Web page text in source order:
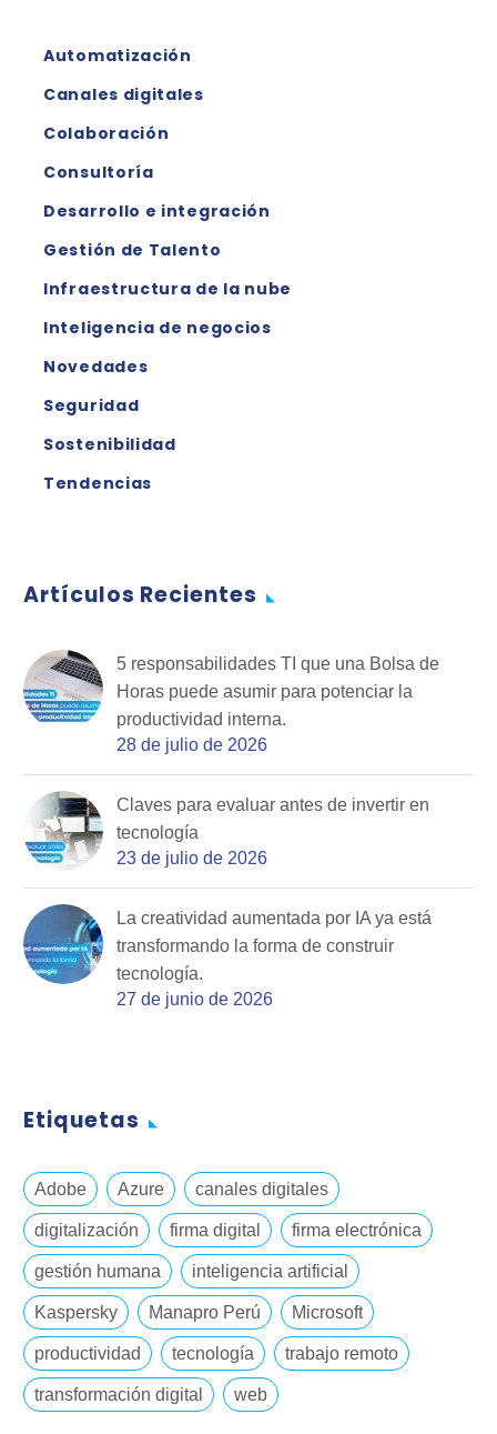
Automatización
Canales digitales
Colaboración
Consultoría
Desarrollo e integración
Gestión de Talento
Infraestructura de la nube
Inteligencia de negocios
Novedades
Seguridad
Sostenibilidad
Tendencias
Artículos Recientes
5 responsabilidades TI que una Bolsa de
Horas puede asumir para potenciar la
productividad interna.
28 de julio de 2026
Claves para evaluar antes de invertir en
tecnología
23 de julio de 2026
La creatividad aumentada por IA ya está
transformando la forma de construir
tecnología.
27 de junio de 2026
Etiquetas
Adobe Azure canales digitales
digitalización firma digital firma electrónica
gestión humana inteligencia artificial
Kaspersky Manapro Perú Microsoft
productividad tecnología trabajo remoto
transformación digital web